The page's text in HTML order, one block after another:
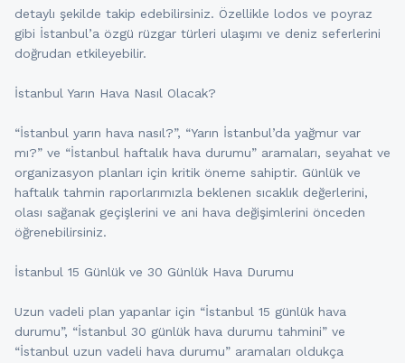
detaylı şekilde takip edebilirsiniz. Özellikle lodos ve poyraz
gibi İstanbul’a özgü rüzgar türleri ulaşımı ve deniz seferlerini
doğrudan etkileyebilir.
İstanbul Yarın Hava Nasıl Olacak?
“İstanbul yarın hava nasıl?”, “Yarın İstanbul’da yağmur var
mı?” ve “İstanbul haftalık hava durumu” aramaları, seyahat ve
organizasyon planları için kritik öneme sahiptir. Günlük ve
haftalık tahmin raporlarımızla beklenen sıcaklık değerlerini,
olası sağanak geçişlerini ve ani hava değişimlerini önceden
öğrenebilirsiniz.
İstanbul 15 Günlük ve 30 Günlük Hava Durumu
Uzun vadeli plan yapanlar için “İstanbul 15 günlük hava
durumu”, “İstanbul 30 günlük hava durumu tahmini” ve
“İstanbul uzun vadeli hava durumu” aramaları oldukça